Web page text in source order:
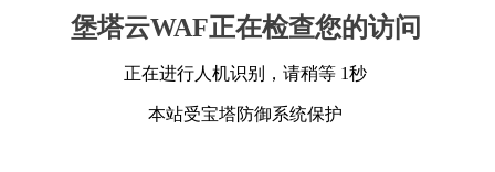
堡塔云WAF正在检查您的访问
正在进行人机识别，请稍等 1秒
本站受宝塔防御系统保护